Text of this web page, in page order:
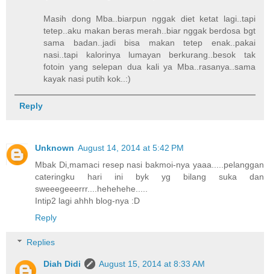
Masih dong Mba..biarpun nggak diet ketat lagi..tapi
tetep..aku makan beras merah..biar nggak berdosa bgt
sama badan..jadi bisa makan tetep enak..pakai
nasi..tapi kalorinya lumayan berkurang..besok tak
fotoin yang selepan dua kali ya Mba..rasanya..sama
kayak nasi putih kok..:)
Reply
Unknown August 14, 2014 at 5:42 PM
Mbak Di,mamaci resep nasi bakmoi-nya yaaa.....pelanggan
cateringku hari ini byk yg bilang suka dan
sweeegeeerrr....hehehehe.....
Intip2 lagi ahhh blog-nya :D
Reply
Replies
Diah Didi
August 15, 2014 at 8:33 AM